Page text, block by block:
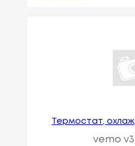
Термостат,
vemo